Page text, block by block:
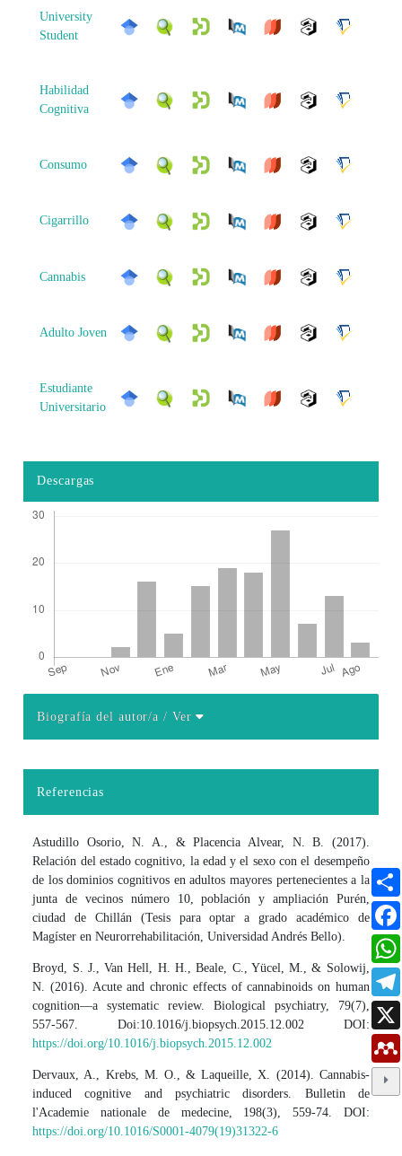
University
Student
Habilidad
Cognitiva
Consumo
Cigarrillo
Cannabis
Adulto Joven
Estudiante
Universitario
Descargas
Biografía del autor/a/ Ver
Referencias
Astudillo Osorio, N. A., & Placencia Alvear, N. B. (2017).
Relación del estado cognitivo, la edad y el sexo con el desempeño
de los dominios cognitivos en adultos mayores pertenecientes a la
junta de vecinos número 10, población y ampliación Purén,
ciudad de Chillán (Tesis para optar a grado académico de
Magíster en Neurorrehabilitación, Universidad Andrés Bello).
Broyd, S. J., Van Hell, H. H., Beale, C., Yücel, M., & Solowij,
N. (2016). Acute and chronic effects of cannabinoids on human
cognition—a systematic review. Biological psychiatry, 79(7),
557-567. Doi:10.1016/j.biopsych.2015.12.002 DOI:
https://doi.org/10.1016/j.biopsych.2015.12.002
Dervaux, A., Krebs, M. O., & Laqueille, X. (2014). Cannabis-
induced cognitive and psychiatric disorders. Bulletin de
l'Academie nationale de medecine, 198(3), 559-74. DOI:
https://doi.org/10.1016/S0001-4079(19)31322-6